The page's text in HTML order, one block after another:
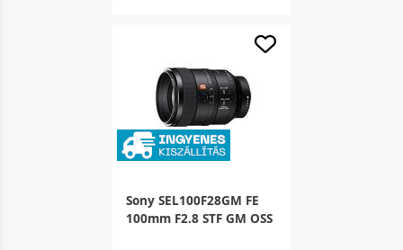
Sony SEL100F28GM FE
100mm F2.8 STF GM OSS